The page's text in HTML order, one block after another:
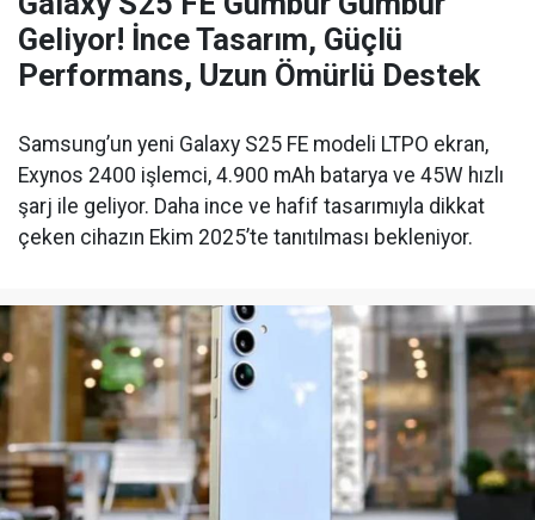
Geliyor! İnce Tasarım, Güçlü
Performans, Uzun Ömürlü Destek
Samsung’un yeni Galaxy S25 FE modeli LTPO ekran,
Exynos 2400 işlemci, 4.900 mAh batarya ve 45W hızlı
şarj ile geliyor. Daha ince ve hafif tasarımıyla dikkat
çeken cihazın Ekim 2025’te tanıtılması bekleniyor.